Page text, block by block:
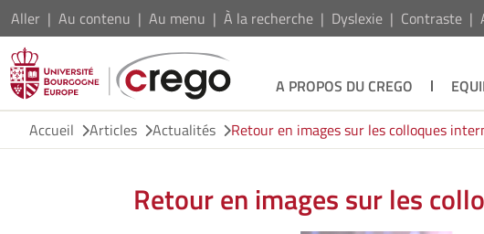
Aller Au contenu Au menu À la recherche Dyslexie Contraste
A PROPOS DU CREGO
Accueil
Articles Actualités Retour en images sur les colloques
Retour en images sur les